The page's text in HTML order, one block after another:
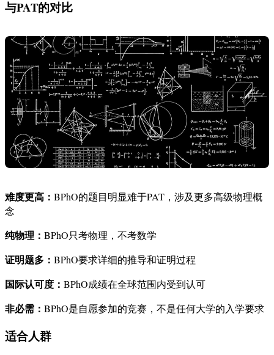
与PAT的对比
难度更高： BPhO的题目明显难于PAT，涉及更多高级物理概
念
纯物理： BPhO只考物理，不考数学
证明题多： BPhO要求详细的推导和证明过程
国际认可度： BPhO成绩在全球范围内受到认可
非必需： BPhO是自愿参加的竞赛，不是任何大学的入学要求
适合人群